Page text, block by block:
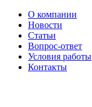
О компании
Новости
Статьи
Вопрос-ответ
Условия работы
Контакты